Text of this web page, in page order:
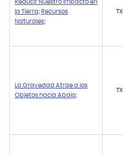
Reducir Nuestro Impacto en
la Tierra; Recursos
Naturales;
TX
La Gravedad Atrae a los
Objetos hacia Abajo;
TX